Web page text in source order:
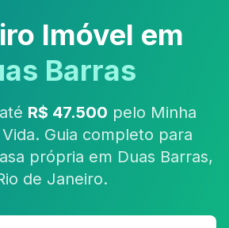
Imóvel em
Barras
R$ 47.500 pelo Minha
Guia completo para
própria em Duas Barras,
de Janeiro.